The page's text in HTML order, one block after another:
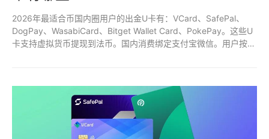
2026年最适合币国内圈用户的出金U卡有：VCard、SafePal、
DogPay、WasabiCard、Bitget Wallet Card、PokePay。这些U
卡支持虚拟货币提现到法币。国内消费绑定支付宝微信。用户按需